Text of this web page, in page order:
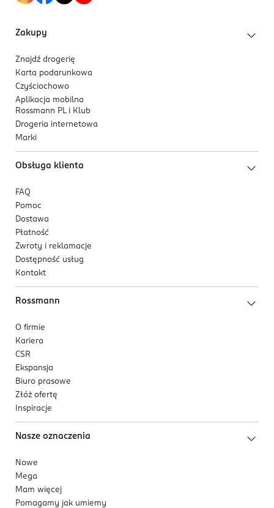
Zakupy
Znajdź drogerię
Karta podarunkowa
Czyściochowo
Aplikacja mobilna
Rossmann PL i Klub
Drogeria internetowa
Marki
Obsługa klienta
FAQ
Pomoc
Dostawa
Płatność
Zwroty i reklamacje
Dostępność usług
Kontakt
Rossmann
O firmie
Kariera
CSR
Ekspansja
Biuro prasowe
Złóż ofertę
Inspiracje
Nasze oznaczenia
Nowe
Mega
Mam więcej
Pomagamy jak umiemy